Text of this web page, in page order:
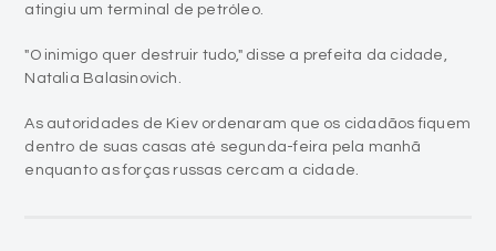
atingiu um terminal de petróleo.
"O inimigo quer destruir tudo," disse a prefeita da cidade,
Natalia Balasinovich.
As autoridades de Kiev ordenaram que os cidadãos fiquem
dentro de suas casas até segunda-feira pela manhã
enquanto as forças russas cercam a cidade.